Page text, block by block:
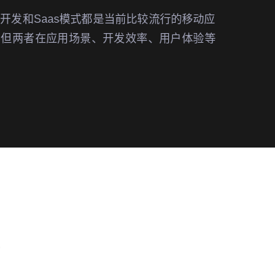
发和Saas模式都是当前比较流行的移动应
两者在应用场景、开发效率、用户体验等